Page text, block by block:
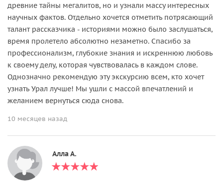
древние тайны мегалитов, но и узнали массу интересных
научных фактов. Отдельно хочется отметить потрясающий
талант рассказчика - историями можно было заслушаться,
время пролетело абсолютно незаметно. Спасибо за
профессионализм, глубокие знания и искреннюю любовь
к своему делу, которая чувствовалась в каждом слове.
Однозначно рекомендую эту экскурсию всем, кто хочет
узнать Урал лучше! Мы ушли с массой впечатлений и
желанием вернуться сюда снова.
10 месяцев назад
Алла А.